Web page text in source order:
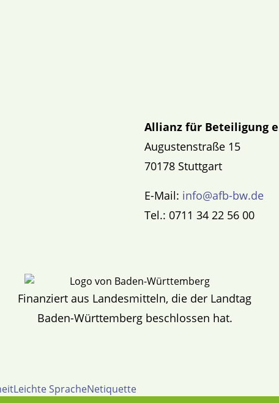
Allianz für Beteiligung
Augustenstraße 15
70178 Stuttgart
E-Mail: info@afb-bw.de
Tel.: 0711 34 22 56 00
Finanziert aus Landesmitteln, die der Landtag
Baden-Württemberg beschlossen hat.
Leichte SpracheNetiquette